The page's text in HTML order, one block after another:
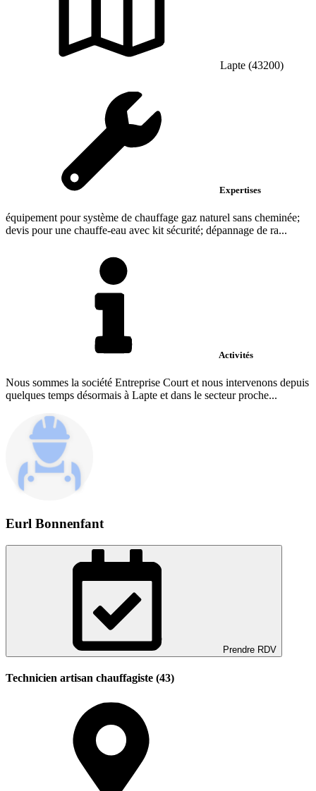
Lapte (43200)
Expertises
équipement pour système de chauffage gaz naturel sans cheminée;
devis pour une chauffe-eau avec kit sécurité; dépannage de ra...
Activités
Nous sommes la société Entreprise Court et nous intervenons depuis
quelques temps désormais à Lapte et dans le secteur proche...
Eurl Bonnenfant
Prendre RDV
Technicien artisan chauffagiste (43)